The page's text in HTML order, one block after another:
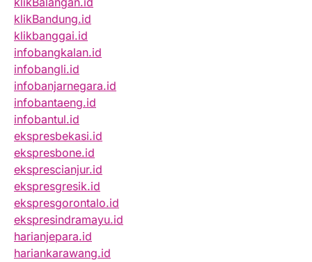
klikBandung.id
klikbanggai.id
infobangkalan.id
infobangli.id
infobanjarnegara.id
infobantaeng.id
infobantul.id
ekspresbekasi.id
ekspresbone.id
eksprescianjur.id
ekspresgresik.id
ekspresgorontalo.id
ekspresindramayu.id
harianjepara.id
hariankarawang.id